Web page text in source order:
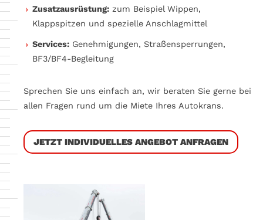
Zusatzausrüstung: zum Beispiel Wippen,
Klappspitzen und spezielle Anschlagmittel
Services: Genehmigungen, Straßensperrungen,
BF3/BF4-Begleitung
Sprechen Sie uns einfach an, wir beraten Sie gerne bei
allen Fragen rund um die Miete Ihres Autokrans.
JETZT INDIVIDUELLES ANGEBOT ANFRAGEN